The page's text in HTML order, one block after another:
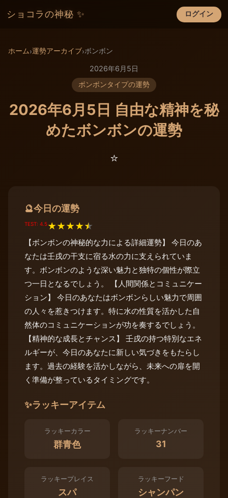
ショコラの神秘 ✨ ログイン
×
ホーム›運勢アーカイブ›ボンボン
2026年6月5日
ボンボンタイプの運勢
2026年6月5日 自由な精神を秘
めたボンボンの運勢
⭐️
🔮今日の運勢
TEST: 4.5★★★★★
【ボンボンの神秘的な力による詳細運勢】 今日のあ
なたは壬戌の干支に宿る水の力に支えられていま
す。ボンボンのような深い魅力と独特の個性が際立
つ一日となるでしょう。 【人間関係とコミュニケー
ション】 今日のあなたはボンボンらしい魅力で周囲
の人々を惹きつけます。特に水の性質を活かした自
然体のコミュニケーションが功を奏するでしょう。
【精神的な成長とチャンス】 壬戌の持つ特別なエネ
ルギーが、今日のあなたに新しい気づきをもたらし
ます。過去の経験を活かしながら、未来への扉を開
く準備が整っているタイミングです。
✨ラッキーアイテム
ラッキーカラー
群青色
ラッキーナンバー
31
ラッキープレイス
スパ
ラッキーフード
シャンパン